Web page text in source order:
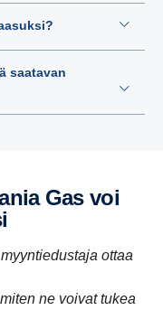
saatavan
ottaa
ne voivat tukea